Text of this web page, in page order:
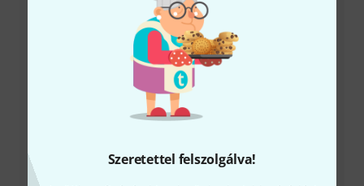
Szeretettel felszolgálva!
+49-9546-9223-531
Ügyfélszolgálatunk minden kérdés és észrevétel esetén
örömmel áll rendelkezésedre
Készítsd elő ügyfélszámodat
Nyitvatartási idő (CEST - Közép-európai
nyári időszámítás)